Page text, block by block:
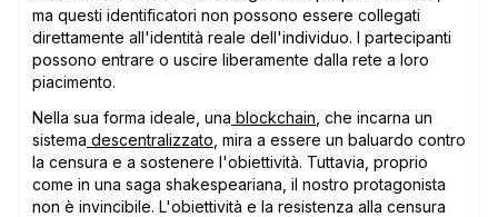
ma questi identificatori non possono essere collegati
direttamente all'identità reale dell'individuo. I partecipanti
possono entrare o uscire liberamente dalla rete a loro
piacimento.
Nella sua forma ideale, una blockchain , che incarna un
sistema descentralizzato , mira a essere un baluardo contro
la censura e a sostenere l'obiettività. Tuttavia, proprio
come in una saga shakespeariana, il nostro protagonista
non è invincibile. L'obiettività e la resistenza alla censura